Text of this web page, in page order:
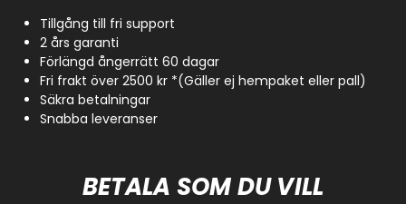
Tillgång till fri support
2 års garanti
Förlängd ångerrätt 60 dagar
Fri frakt över 2500 kr *(Gäller ej hempaket eller pall)
Säkra betalningar
Snabba leveranser
BETALA SOM DU VILL